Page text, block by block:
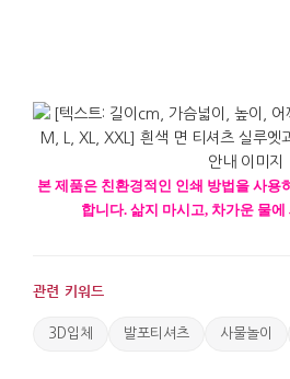
본 제품은 친환경적인 인쇄 방법을 사용
합니다. 삶지 마시고, 차가운 물에
관련 키워드
3D입체 발포티셔츠 사물놀이